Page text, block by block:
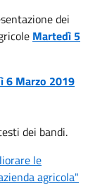
dei
Martedì 5
6 Marzo 2019
dei bandi.
le
agricola"